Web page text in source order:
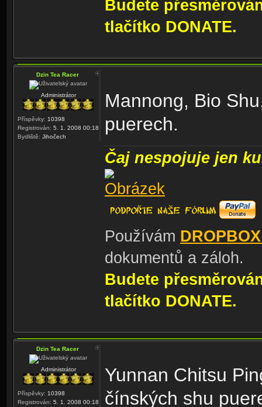
Budete
tlačítko DONATE.
Dzin Tea Racer
Administrátor
Příspěvky: 10398
Registrován: 5. 1. 2008 00:18
Bydliště: Jihočech
Mannong, Bio
puerech.
Čaj nespojuje jen
Používám
dokumentů a záloh.
Budete
tlačítko DONATE.
Dzin Tea Racer
Administrátor
Příspěvky: 10398
Registrován: 5. 1. 2008 00:18
Yunnan Chitsu
čínských shu